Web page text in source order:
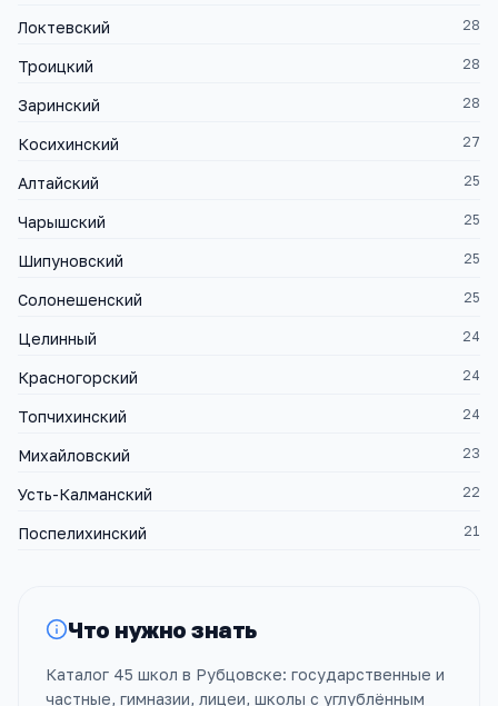
Локтевский 28
Троицкий 28
Заринский 28
Косихинский 27
Алтайский 25
Чарышский 25
Шипуновский 25
Солонешенский 25
Целинный 24
Красногорский 24
Топчихинский 24
Михайловский 23
Усть-Калманский 22
Поспелихинский 21
Что нужно знать
Каталог 45 школ в Рубцовске: государственные и
частные, гимназии, лицеи, школы с углублённым